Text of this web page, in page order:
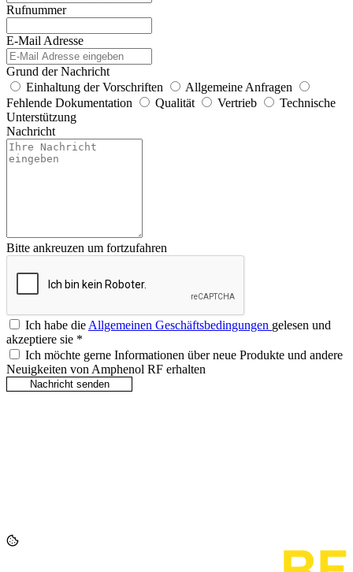
Rufnummer
E-Mail Adresse
Grund der Nachricht
Einhaltung der Vorschriften
Allgemeine Anfragen
Fehlende Dokumentation
Qualität Vertrieb
Technische
Unterstützung
Nachricht
Bitte ankreuzen um fortzufahren
Ich habe dieAllgemeinen Geschäftsbedingungen gelesen und
akzeptiere sie *
Ich möchte gerne Informationen über neue Produkte und andere
Neuigkeiten von Amphenol RF erhalten